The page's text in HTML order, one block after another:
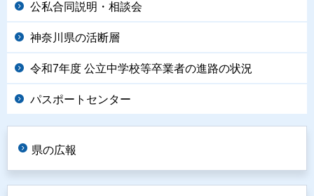
公私合同説明・相談会
神奈川県の活断層
令和7年度 公立中学校等卒業者の進路の状況
パスポートセンター
県の広報